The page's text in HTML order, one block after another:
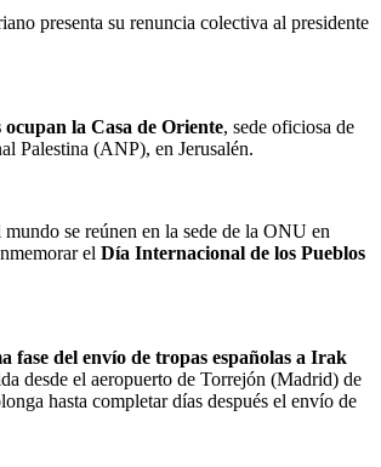
presenta su renuncia colectiva al presidente
ocupan la Casa de Oriente, sede oficiosa de
Palestina (ANP), en Jerusalén.
se reúnen en la sede de la ONU en
el Día Internacional de los Pueblos
fase del envío de tropas españolas a Irak
desde el aeropuerto de Torrejón (Madrid) de
hasta completar días después el envío de